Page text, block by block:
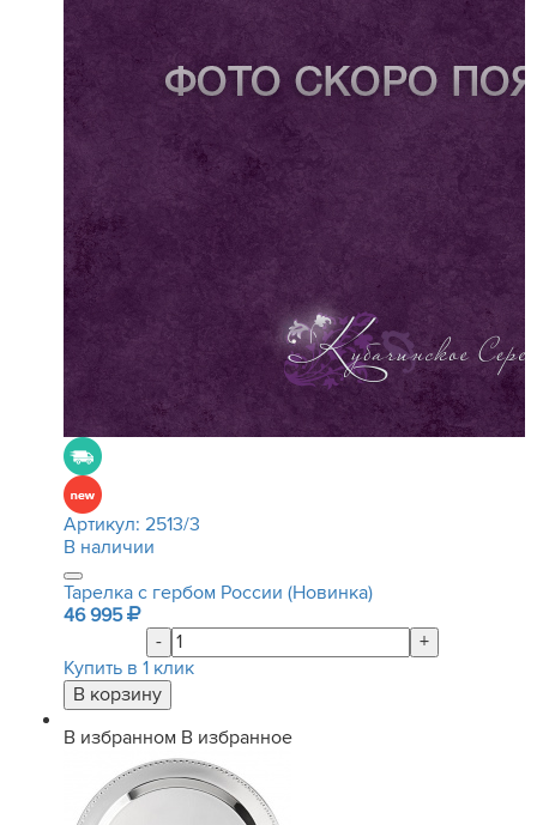
Артикул: 2513/3
В наличии
Тарелка с гербом России (Новинка)
46 995
-
+
Купить в 1 клик
В избранном В избранное